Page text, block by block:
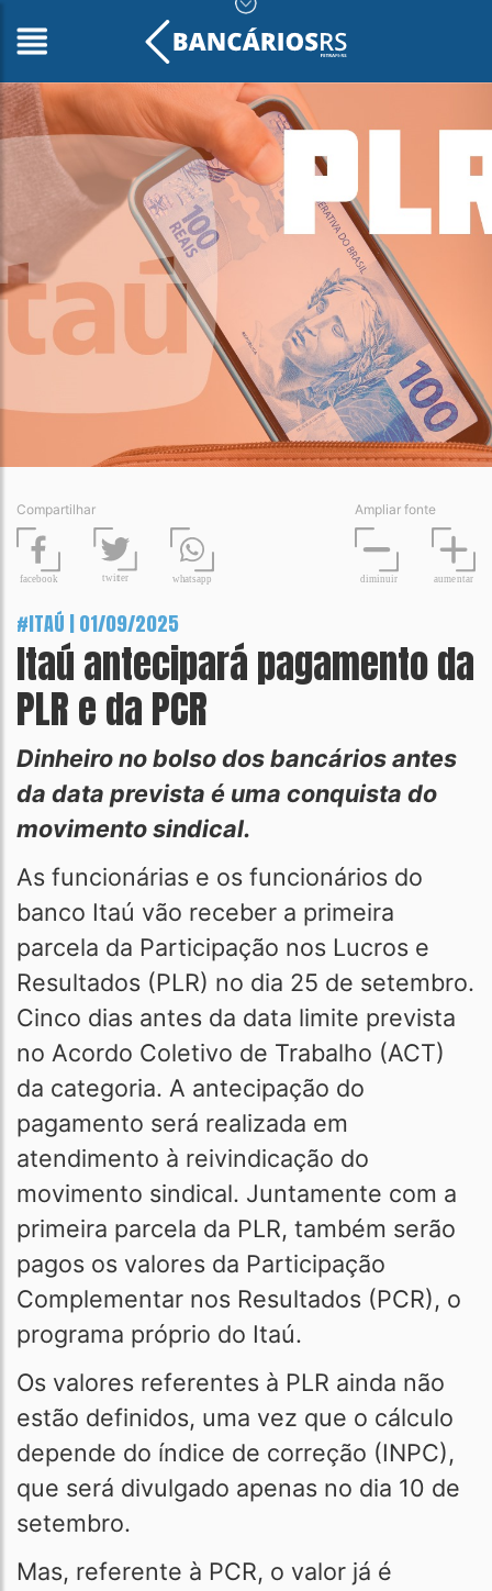
Compartilhar
facebook twitter whatsapp
Ampliar fonte
diminuir aumentar
#ITAÚ | 01/09/2025
Itaú antecipará pagamento da
PLR e da PCR
Dinheiro no bolso dos bancários antes
da data prevista é uma conquista do
movimento sindical.
As funcionárias e os funcionários do
banco Itaú vão receber a primeira
parcela da Participação nos Lucros e
Resultados (PLR) no dia 25 de setembro.
Cinco dias antes da data limite prevista
no Acordo Coletivo de Trabalho (ACT)
da categoria. A antecipação do
pagamento será realizada em
atendimento à reivindicação do
movimento sindical. Juntamente com a
primeira parcela da PLR, também serão
pagos os valores da Participação
Complementar nos Resultados (PCR), o
programa próprio do Itaú.
Os valores referentes à PLR ainda não
estão definidos, uma vez que o cálculo
depende do índice de correção (INPC),
que será divulgado apenas no dia 10 de
setembro.
Mas, referente à PCR, o valor já é